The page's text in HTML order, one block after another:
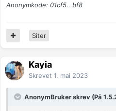
Anonymkode: 01cf5...bf8
Siter
Kayia
Skrevet 1. mai 2023
AnonymBruker skrev (På